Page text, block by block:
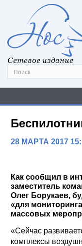
Сетевое издание
28 МАРТА 2017
Как сообщил в
заместитель
Олег Борукаев,
«для
массовых
«Сейчас
комплексы